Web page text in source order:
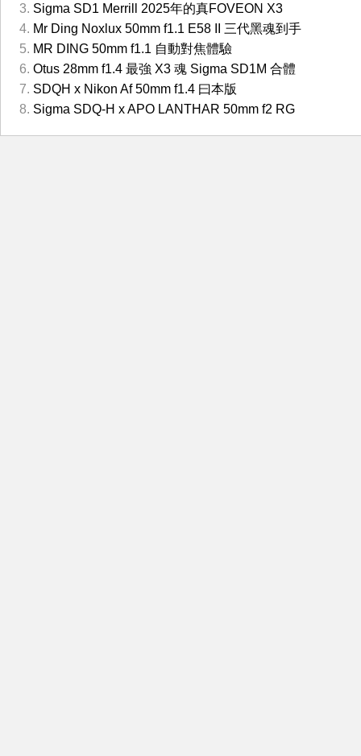
Sigma SD1 Merrill 2025年的真FOVEON X3
Mr Ding Noxlux 50mm f1.1 E58 II 三代黑魂到手
MR DING 50mm f1.1 自動對焦體驗
Otus 28mm f1.4 最強 X3 魂 Sigma SD1M 合體
SDQH x Nikon Af 50mm f1.4 曰本版
Sigma SDQ-H x APO LANTHAR 50mm f2 RG